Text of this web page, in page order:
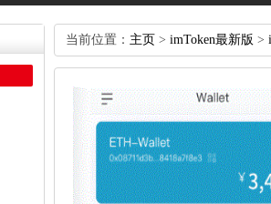
最新imToken
当前位置： 主页 > imToken最新版 >